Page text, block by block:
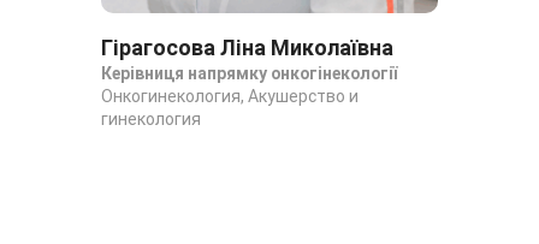
Гірагосова Ліна Миколаївна
Керівниця напрямку онкогінекології
Онкогинекология, Акушерство и
гинекология